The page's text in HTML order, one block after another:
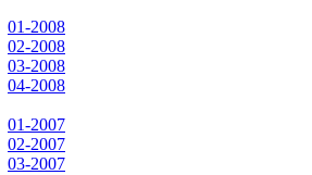
01-2008
02-2008
03-2008
04-2008
01-2007
02-2007
03-2007